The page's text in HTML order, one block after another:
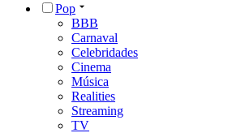
Pop
BBB
Carnaval
Celebridades
Cinema
Música
Realities
Streaming
TV